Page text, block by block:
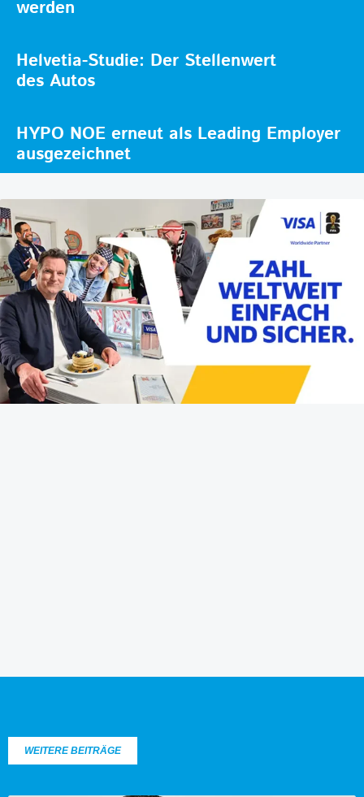
werden
Helvetia-Studie: Der Stellenwert
des Autos
HYPO NOE erneut als Leading Employer
ausgezeichnet
WEITERE BEITRÄGE